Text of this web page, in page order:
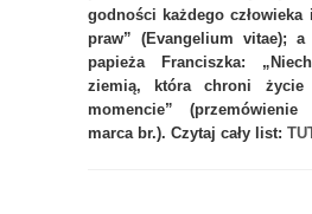
godności każdego
praw” (Evangelium vitae); a
papieża Franciszka:
ziemią, która chroni
momencie”
marca br.). Czytaj cały list: